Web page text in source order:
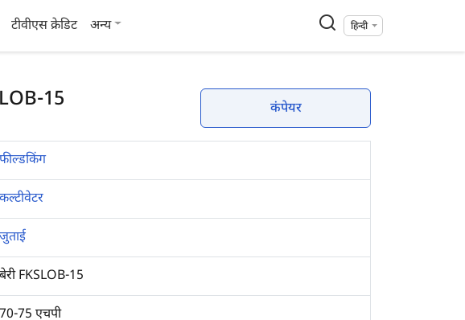
टीवीएस क्रेडिट अन्य हिन्दी
15 कंपेयर
फील्डकिंग
कल्टीवेटर
जुताई
बेरी FKSLOB-15
70-75 एचपी